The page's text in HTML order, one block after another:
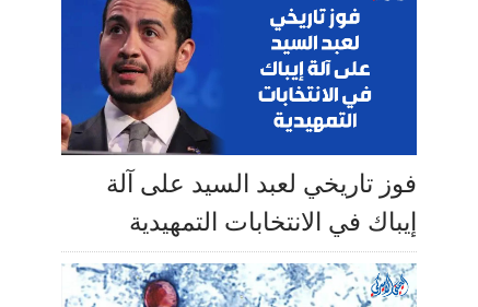
فوز تاريخي لعبد السيد على آلة
إيباك في الانتخابات التمهيدية